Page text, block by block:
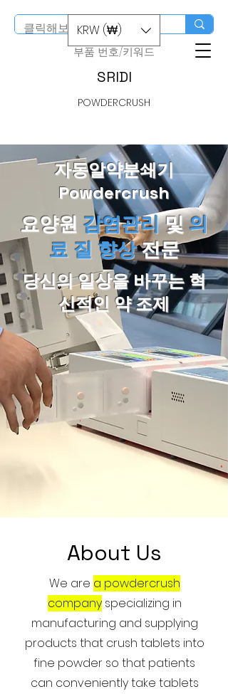
SRIDI
POWDERCRUSH
스마트스토어 구입
​부품 번호/키워드
KRW (₩)
자동알약분쇄기
Powdercrush
요양원 감염관리및의
료 질 향상전문
당신의 일상을 바꾸는 혁
신적인 약 조제
About Us
We are a powdercrush
companyspecializing in
manufacturing and supplying
products that crush tablets into
fine powder so that patients
can conveniently take tablets